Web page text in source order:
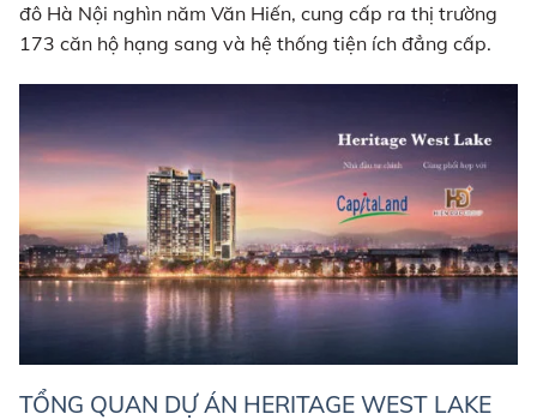
đô Hà Nội nghìn năm Văn Hiến, cung cấp ra thị trường
173 căn hộ hạng sang và hệ thống tiện ích đẳng cấp.
TỔNG QUAN DỰ ÁN HERITAGE WEST LAKE